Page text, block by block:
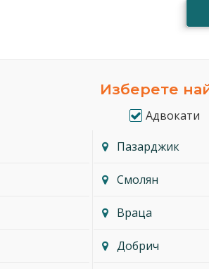
Изберете
Адвокати
Пазарджик
Смолян
Враца
Добрич